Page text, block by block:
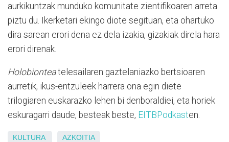
aurkikuntzak munduko komunitate zientifikoaren arreta
piztu du. Ikerketari ekingo diote segituan, eta ohartuko
dira sarean erori dena ez dela izakia, gizakiak direla hara
erori direnak.
Holobionteatelesailaren gaztelaniazko bertsioaren
aurretik, ikus-entzuleek harrera ona egin diete
trilogiaren euskarazko lehen bi denboraldiei, eta horiek
eskuragarri daude, besteak beste, EITBPodkasten.
KULTURA AZKOITIA